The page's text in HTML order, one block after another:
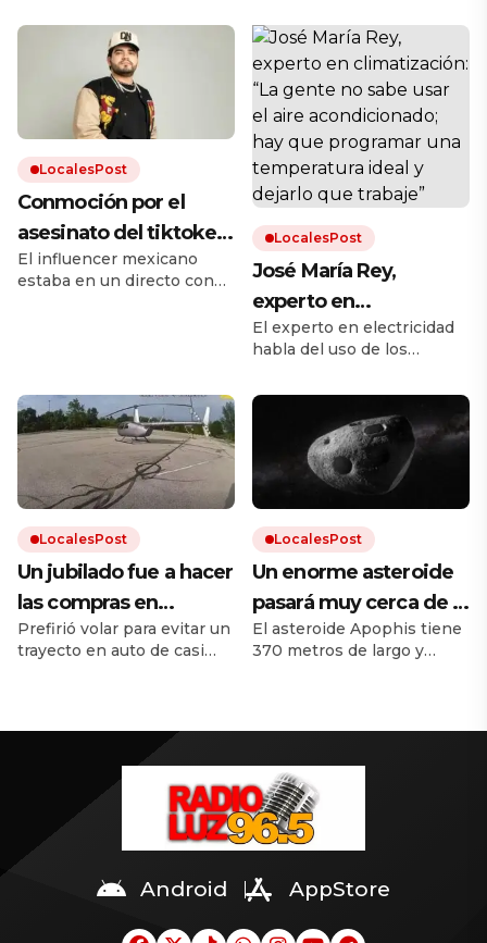
LocalesPost
Conmoción por el
asesinato del tiktoker
César Gastélum: le
dispararon mientras
El influencer mexicano
estaba en un directo con
antecedente del asesinato
de Valeria Márquez.
LocalesPost
José María Rey,
experto en
climatización: “La
gente no sabe usar el
aire acondicionado;
hay que programar
una temperatura ideal
y dejarlo que trabaje”
El experto en electricidad
habla del uso de los
acondicionado con la
llegada del calor.
LocalesPost
Un jubilado fue a hacer
las compras en
helicóptero para evitar
el tráfico
Prefirió volar para evitar un
trayecto en auto de casi
LocalesPost
Un enorme asteroide
pasará muy cerca de la
Tierra y los científicos
temen que traiga
El asteroide Apophis tiene
370 metros de largo y
en la nota.
Android AppStore